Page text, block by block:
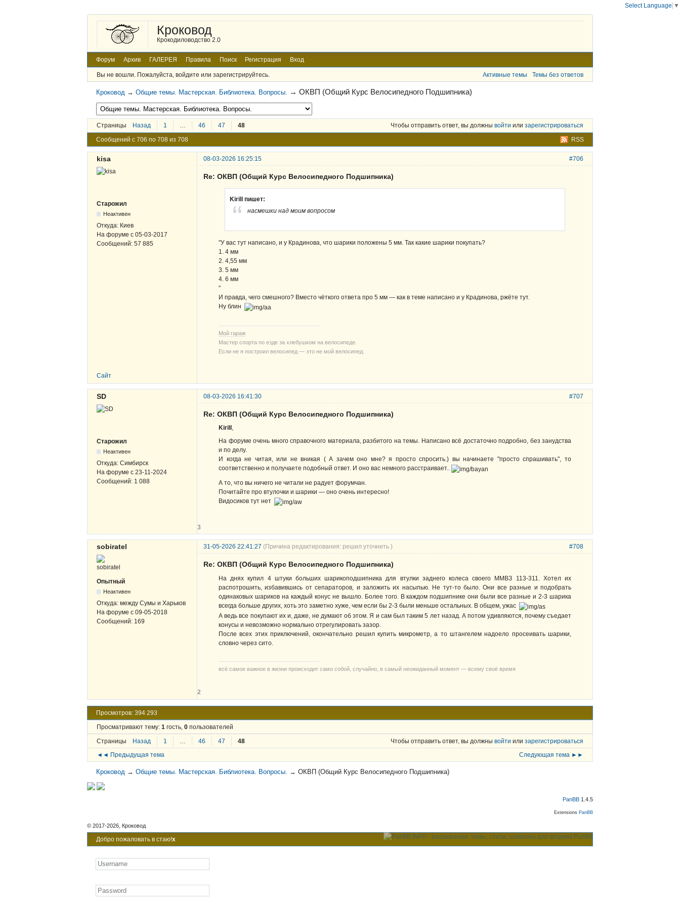
Кроковод
Крокодиловодство 2.0
Форум Архив ГАЛЕРЕЯ Правила Поиск Регистрация Вход
Вы не вошли. Пожалуйста, войдите или зарегистрируйтесь. Активные темы Темы без ответов
Кроковод →Общие темы. Мастерская. Библиотека. Вопросы. →ОКВП (Общий Курс Велосипедного Подшипника)
Страницы Назад 1 … 46 47 48 Чтобы отправить ответ, вы должны войти или зарегистрироваться
RSS
Сообщений с 706 по 708 из 708
#706
kisa 08-03-2026 16:25:15
Старожил
Неактивен
Откуда: Киев
На форуме с 05-03-2017
Сообщений: 57 885
Re: ОКВП (Общий Курс Велосипедного Подшипника)
Kirill пишет:
насмешки над моим вопросом
"У вас тут написано, и у Крадинова, что шарики положены 5 мм. Так какие шарики покупать?
1. 4 мм
2. 4,55 мм
3. 5 мм
4. 6 мм
"
И правда, чего смешного? Вместо чёткого ответа про 5 мм — как в теме написано и у Крадинова, ржёте тут.
Ну блин
Мой гараж
Мастер спорта по езде за хлебушком на велосипеде.
Если не я построил велосипед — это не мой велосипед.
Сайт
#707
SD 08-03-2026 16:41:30
Старожил
Неактивен
Откуда: Симбирск
На форуме с 23-11-2024
Сообщений: 1 088
Re: ОКВП (Общий Курс Велосипедного Подшипника)
Kirill
На форуме очень много справочного материала, разбитого на темы. Написано всё достаточно подробно, без занудства
и по делу.
И когда не читая, или не вникая ( А зачем оно мне? я просто спросить.) вы начинаете "просто спрашивать", то
соответственно и получаете подобный ответ. И оно вас немного расстраивает..
А то, что вы ничего не читали не радует форумчан.
Почитайте про втулочки и шарики — оно очень интересно!
Видосиков тут нет
3
#708
sobiratel 31-05-2026 22:41:27 (Причина редактирования: решил уточнить )
Опытный
Неактивен
Откуда: между Сумы и Харьков
На форуме с 09-05-2018
Сообщений: 169
Re: ОКВП (Общий Курс Велосипедного Подшипника)
На днях купил 4 штуки больших шарикоподшипника для втулки заднего колеса своего ММВЗ 113-311. Хотел их
распотрошить, избавившись от сепараторов, и заложить их насыпью. Не тут-то было. Они все разные и подобрать
одинаковых шариков на каждый конус не вышло. Более того. В каждом подшипнике они были все разные и 2-3 шарика
всегда больше других, хоть это заметно хуже, чем если бы 2-3 были меньше остальных. В общем, ужас
А ведь все покупают их и, даже, не думают об этом. Я и сам был таким 5 лет назад. А потом удивляются, почему съедает
конусы и невозможно нормально отрегулировать зазор.
После всех этих приключений, окончательно решил купить микрометр, а то штангелем надоело просеивать шарики,
словно через сито.
всё самое важное в жизни происходит само собой, случайно, в самый неожиданный момент — всему своё время
2
Просмотров: 394 293
Просматривают тему: 1 гость, 0 пользователей
Страницы
Назад 1 46 47 48 Чтобы отправить ответ, вы должны войти или зарегистрироваться
◄◄ Предыдущая тема
Следующая тема ►►
Кроковод →Общие темы. Мастерская. Библиотека. Вопросы. →ОКВП (Общий Курс Велосипедного Подшипника)
PanBB 1.4.5
Extensions PanBB
© 2017-2026, Кроковод
Select Language ▼
Добро пожаловать в стаю!x